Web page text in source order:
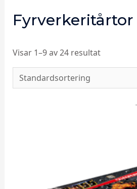
Fyrverkeritårtor
Visar 1–9 av 24 resultat